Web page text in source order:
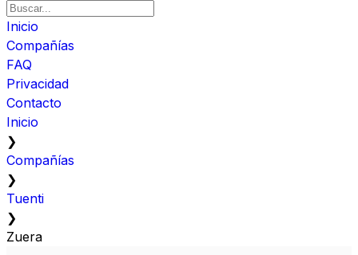
Inicio
Compañías
FAQ
Privacidad
Contacto
Inicio
❯
Compañías
❯
Tuenti
❯
Zuera